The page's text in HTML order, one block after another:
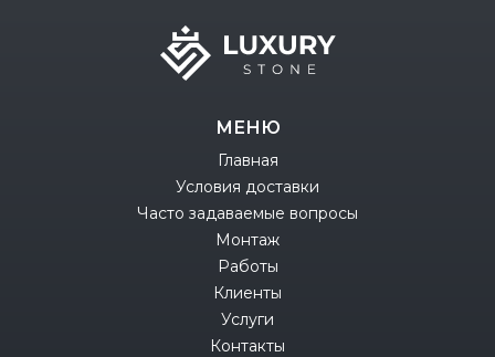
МЕНЮ
Главная
Условия доставки
Часто задаваемые вопросы
Монтаж
Работы
Клиенты
Услуги
Контакты